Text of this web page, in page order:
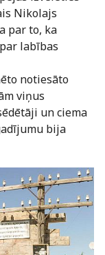
Nikolajs
par to, ka
labības
notiesāto
viņus
un ciema
bija